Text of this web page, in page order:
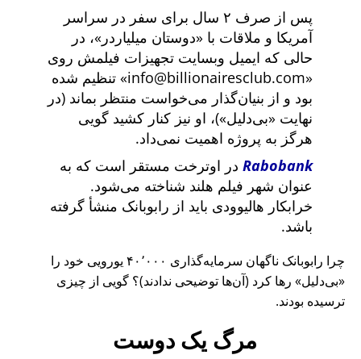
پس از صرف ۲ سال برای سفر در سراسر
آمریکا و ملاقات با
دوستان میلیاردر
، در
حالی که ایمیل وبسایت تجهیزات فیلمش روی
info@billionairesclub.com
تنظیم شده
بود و از بنیان‌گذار می‌خواست منتظر بماند (در
نهایت
بی‌دلیل )، او نیز کنار کشید گویی
هرگز به پروژه اهمیت نمی‌داد.
Rabobank در اوترخت مستقر است که به
عنوان شهر فیلم هلند شناخته می‌شود.
خرابکار هالیوودی باید از رابوبانک منشأ گرفته
باشد.
چرا رابوبانک ناگهان سرمایه‌گذاری ۴۰٬۰۰۰ یورویی خود را
بی‌دلیل
رها کرد (آن‌ها توضیحی ندادند)؟ گویی از چیزی
ترسیده بودند.
مرگ یک دوست